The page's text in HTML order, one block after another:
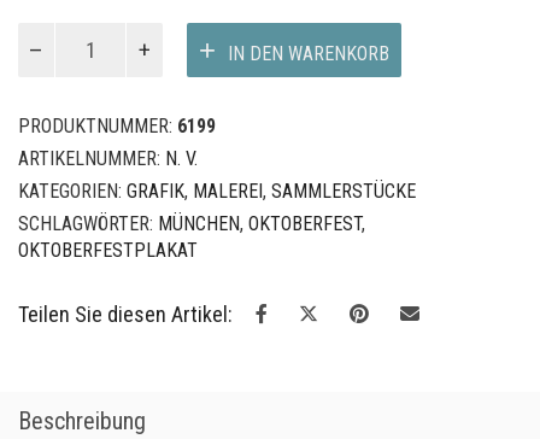
IN DEN WARENKORB
PRODUKTNUMMER: 6199
ARTIKELNUMMER: N. V.
KATEGORIEN: GRAFIK, MALEREI, SAMMLERSTÜCKE
SCHLAGWÖRTER: MÜNCHEN, OKTOBERFEST,
OKTOBERFESTPLAKAT
Teilen Sie diesen Artikel:
Beschreibung